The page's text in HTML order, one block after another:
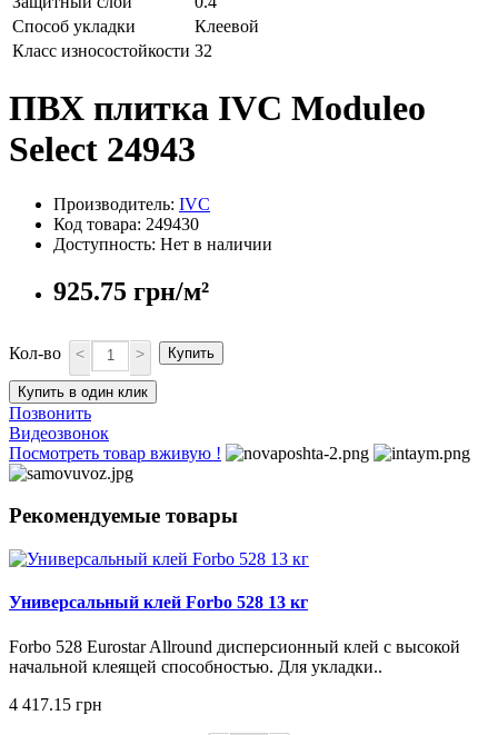
Способ укладки
Клеевой
Класс износостойкости 32
ПВХ плитка IVC Moduleo
Select 24943
Производитель: IVC
Код товара: 249430
Доступность: Нет в наличии
925.75 грн/м²
Кол-во < > Купить
Купить в один клик
Позвонить
Видеозвонок
Посмотреть товар вживую !
Рекомендуемые товары
Универсальный клей Forbo 528 13 кг
Forbo 528 Eurostar Allround дисперсионный клей с высокой
начальной клеящей способностью. Для укладки..
4 417.15 грн